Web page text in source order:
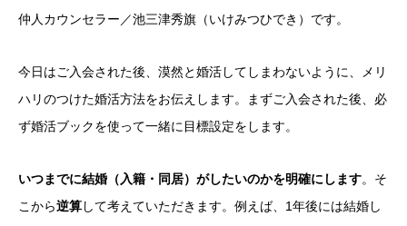
仲人カウンセラー／池三津秀旗（いけみつひでき）です。
今日はご入会された後、漠然と婚活してしまわないように、メリ
ハリのつけた婚活方法をお伝えします。まずご入会された後、必
ず婚活ブックを使って一緒に目標設定をします。
いつまでに結婚（入籍・同居）がしたいのかを明確にします。そ
こから逆算して考えていただきます。例えば、1年後には結婚し